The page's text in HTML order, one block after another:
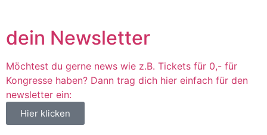
dein Newsletter
Möchtest du gerne news wie z.B. Tickets für 0,- für
Kongresse haben? Dann trag dich hier einfach für den
newsletter ein:
Hier klicken